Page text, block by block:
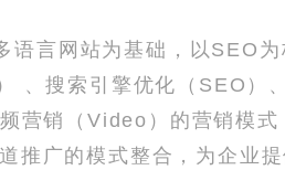
网站为基础，以SEO为
、搜索引擎优化（SEO）
营销（Video）的营销模式
推广的模式整合，为企业提